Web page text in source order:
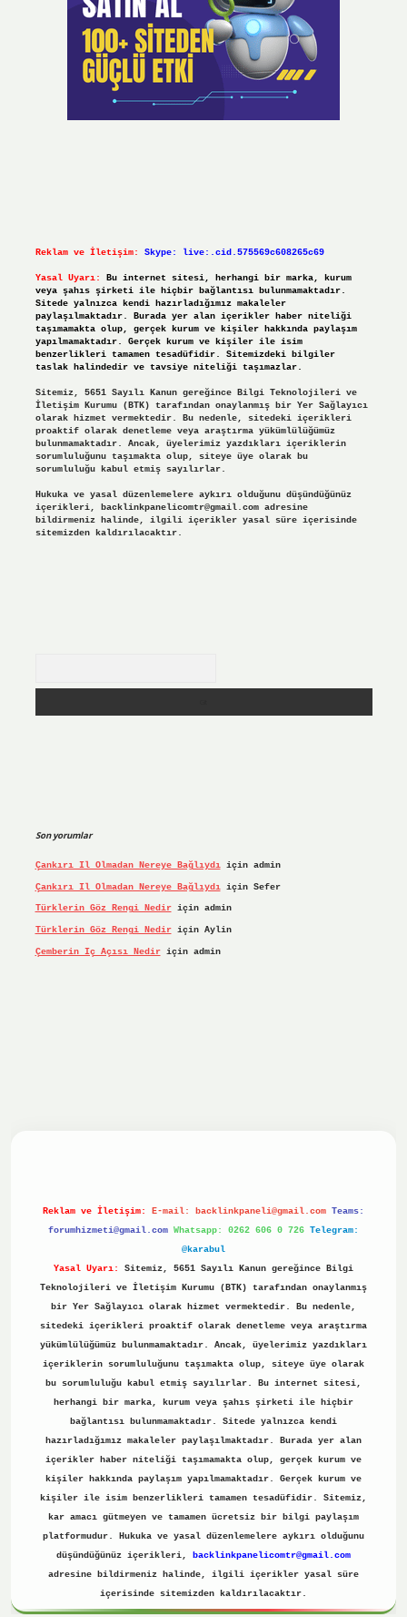
Reklam ve İletişim: Skype: live:.cid.575569c608265c69
Yasal Uyarı:
Bu internet sitesi, herhangi bir marka, kurum
veya şahıs şirketi ile hiçbir bağlantısı bulunmamaktadır.
Sitede yalnızca kendi hazırladığımız makaleler
paylaşılmaktadır. Burada yer alan içerikler haber niteliği
taşımamakta olup, gerçek kurum ve kişiler hakkında paylaşım
yapılmamaktadır. Gerçek kurum ve kişiler ile isim
benzerlikleri tamamen tesadüfidir. Sitemizdeki bilgiler
taslak halindedir ve tavsiye niteliği taşımazlar.
Sitemiz, 5651 Sayılı Kanun gereğince Bilgi Teknolojileri ve
İletişim Kurumu (BTK) tarafından onaylanmış bir Yer Sağlayıcı
olarak hizmet vermektedir. Bu nedenle, sitedeki içerikleri
proaktif olarak denetleme veya araştırma yükümlülüğümüz
bulunmamaktadır. Ancak, üyelerimiz yazdıkları içeriklerin
sorumluluğunu taşımakta olup, siteye üye olarak bu
sorumluluğu kabul etmiş sayılırlar.
Hukuka ve yasal düzenlemelere aykırı olduğunu düşündüğünüz
içerikleri, backlinkpanelicomtr@gmail.comadresine
bildirmeniz halinde, ilgili içerikler yasal süre içerisinde
sitemizden kaldırılacaktır.
Son yorumlar
Çankırı Il Olmadan Nereye Bağlıydıiçin admin
Çankırı Il Olmadan Nereye Bağlıydıiçin Sefer
Türklerin Göz Rengi Nediriçin admin
Türklerin Göz Rengi Nediriçin Aylin
Çemberin Iç Açısı Nediriçin admin
Reklam ve İletişim: E-mail: backlinkpaneli@gmail.com Teams:
forumhizmeti@gmail.com Whatsapp: 0262 606 0 726 Telegram:
@karabul
Yasal Uyarı:
Sitemiz, 5651 Sayılı Kanun gereğince Bilgi
Teknolojileri ve İletişim Kurumu (BTK) tarafından onaylanmış
bir Yer Sağlayıcı olarak hizmet vermektedir. Bu nedenle,
sitedeki içerikleri proaktif olarak denetleme veya araştırma
yükümlülüğümüz bulunmamaktadır. Ancak, üyelerimiz yazdıkları
içeriklerin sorumluluğunu taşımakta olup, siteye üye olarak
bu sorumluluğu kabul etmiş sayılırlar. Bu internet sitesi,
herhangi bir marka, kurum veya şahıs şirketi ile hiçbir
bağlantısı bulunmamaktadır. Sitede yalnızca kendi
hazırladığımız makaleler paylaşılmaktadır. Burada yer alan
içerikler haber niteliği taşımamakta olup, gerçek kurum ve
kişiler hakkında paylaşım yapılmamaktadır. Gerçek kurum ve
kişiler ile isim benzerlikleri tamamen tesadüfidir. Sitemiz,
kar amacı gütmeyen ve tamamen ücretsiz bir bilgi paylaşım
platformudur. Hukuka ve yasal düzenlemelere aykırı olduğunu
düşündüğünüz içerikleri,
backlinkpanelicomtr@gmail.com
adresine bildirmeniz halinde, ilgili içerikler yasal süre
içerisinde sitemizden kaldırılacaktır.